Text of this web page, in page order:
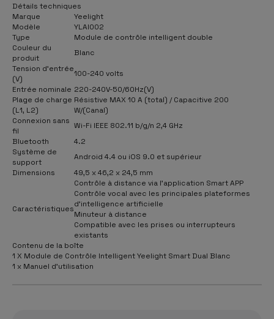
Détails techniques
Marque
Yeelight
Modèle
YLAI002
Type
Module de contrôle intelligent double
Couleur du
produit
Blanc
Tension d'entrée
(V)
100-240 volts
Entrée nominale 220-240V-50/60Hz(V)
Plage de charge
(L1, L2)
Résistive MAX 10 A (total) / Capacitive 200
W/(Canal)
Connexion sans
fil
Wi-Fi IEEE 802.11 b/g/n 2,4 GHz
Bluetooth
4.2
Système de
support
Android 4.4 ou iOS 9.0 et supérieur
Dimensions
49,5 x 46,2 x 24,5 mm
Caractéristiques
Contrôle à distance via l'application Smart APP
Contrôle vocal avec les principales plateformes
d'intelligence artificielle
Minuteur à distance
Compatible avec les prises ou interrupteurs
existants
Contenu de la boîte
1 X Module de Contrôle Intelligent Yeelight Smart Dual Blanc
1 x Manuel d'utilisation